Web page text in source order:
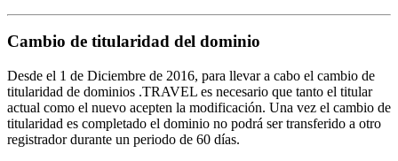
Cambio de titularidad del dominio
Desde el 1 de Diciembre de 2016, para llevar a cabo el cambio de
titularidad de dominios .TRAVEL es necesario que tanto el titular
actual como el nuevo acepten la modificación. Una vez el cambio de
titularidad es completado el dominio no podrá ser transferido a otro
registrador durante un periodo de 60 días.